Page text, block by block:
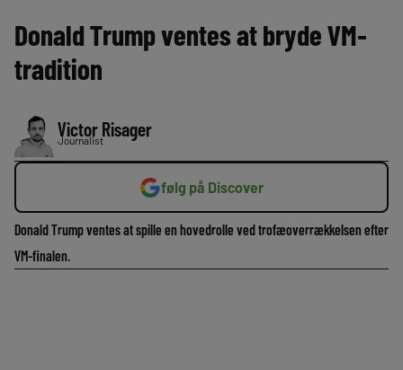
Donald Trump ventes at bryde VM-
tradition
Victor Risager
Journalist
følg på Discover
Donald Trump ventes at spille en hovedrolle ved trofæoverrækkelsen efter
VM-finalen.